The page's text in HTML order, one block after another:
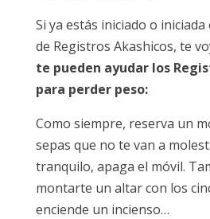
Si ya estás iniciado o
de Registros Akashicos, te
te pueden ayudar los
para perder peso:
Como siempre, reserva un
sepas que no te van a
tranquilo, apaga el móvil.
montarte un altar con los
enciende un incienso…